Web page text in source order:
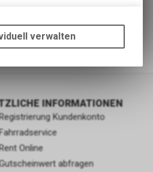
INFORMATIONEN
Kundenkonto
Online
abfragen
Online-Angebots, wie die
Sie, dass die
verwalten